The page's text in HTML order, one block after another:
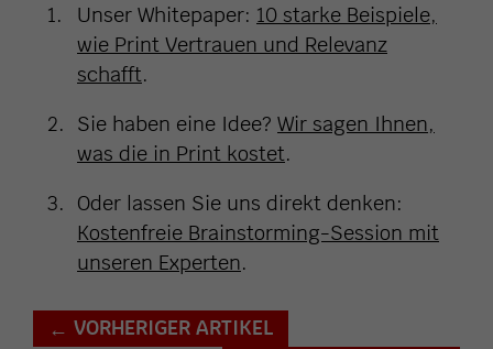
Unser Whitepaper: 10 starke Beispiele,
wie Print Vertrauen und Relevanz
schafft.
Sie haben eine Idee? Wir sagen Ihnen,
was die in Print kostet.
Oder lassen Sie uns direkt denken:
Kostenfreie Brainstorming-Session mit
unseren Experten.
← VORHERIGER ARTIKEL